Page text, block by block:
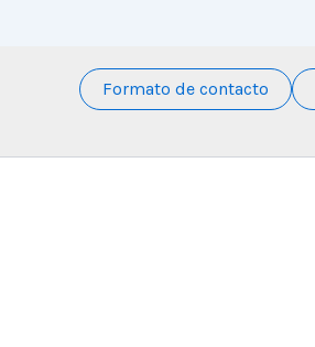
Formato de contacto